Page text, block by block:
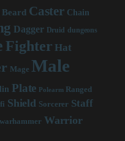
Beard Caster Chain
Dagger Druid dungeons
Fighter Hat
Mage Male
Plate Polearm Ranged
Shield Sorcerer Staff
warhammer Warrior